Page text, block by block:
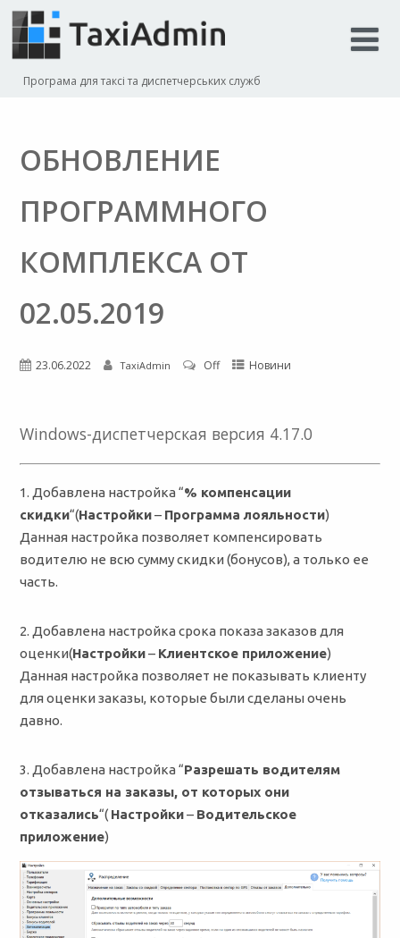
Програма для таксі та диспетчерських служб
ОБНОВЛЕНИЕ
ПРОГРАММНОГО
КОМПЛЕКСА ОТ
02.05.2019
23.06.2022 TaxiAdmin Off Новини
Windows-диспетчерская версия 4.17.0
1. Добавлена настройка “% компенсации
скидки“(Настройки– Программа лояльности)
Данная настройка позволяет компенсировать
водителю не всю сумму скидки (бонусов), а только ее
часть.
2. Добавлена настройка срока показа заказов для
оценки(Настройки– Клиентское приложение)
Данная настройка позволяет не показывать клиенту
для оценки заказы, которые были сделаны очень
давно.
3. Добавлена настройка “Разрешать водителям
отзываться на заказы, от которых они
отказались“( Настройки– Водительское
приложение)